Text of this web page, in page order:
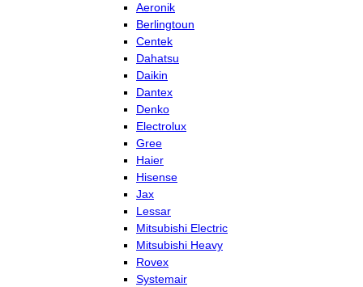
Aeronik
Berlingtoun
Centek
Dahatsu
Daikin
Dantex
Denko
Electrolux
Gree
Haier
Hisense
Jax
Lessar
Mitsubishi Electric
Mitsubishi Heavy
Rovex
Systemair